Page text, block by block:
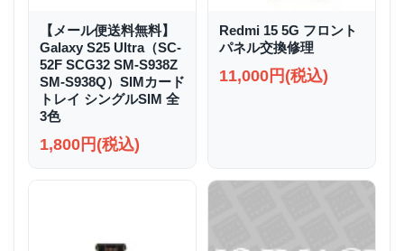
【メール便送料無料】
Galaxy S25 Ultra（SC-
52F SCG32 SM-S938Z
SM-S938Q）SIMカード
トレイ シングルSIM 全
3色
1,800円(税込)
Redmi 15 5G フロント
パネル交換修理
11,000円(税込)